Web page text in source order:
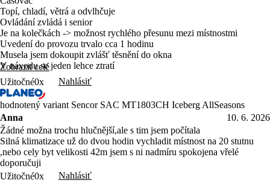
Topí, chladí, větrá a odvlhčuje
Ovládání zvládá i senior
Je na kolečkách -> možnost rychlého přesunu mezi místnostmi
Uvedení do provozu trvalo cca 1 hodinu
Musela jsem dokoupit zvlášť těsnění do okna
V návodu se jeden lehce ztratí
Zobrazit celé
Užitočné0x Nahlásiť
hodnotený variant Sencor SAC MT1803CH Iceberg AllSeasons
Anna
10. 6. 2026
Žádné možna trochu hlučnější,ale s tim jsem počítala
Silná klimatizace už do dvou hodin vychladit místnost na 20 stutnu
,nebo cely byt velikosti 42m jsem s ni nadmíru spokojena vřelé
doporučuji
Užitočné0x
Nahlásiť